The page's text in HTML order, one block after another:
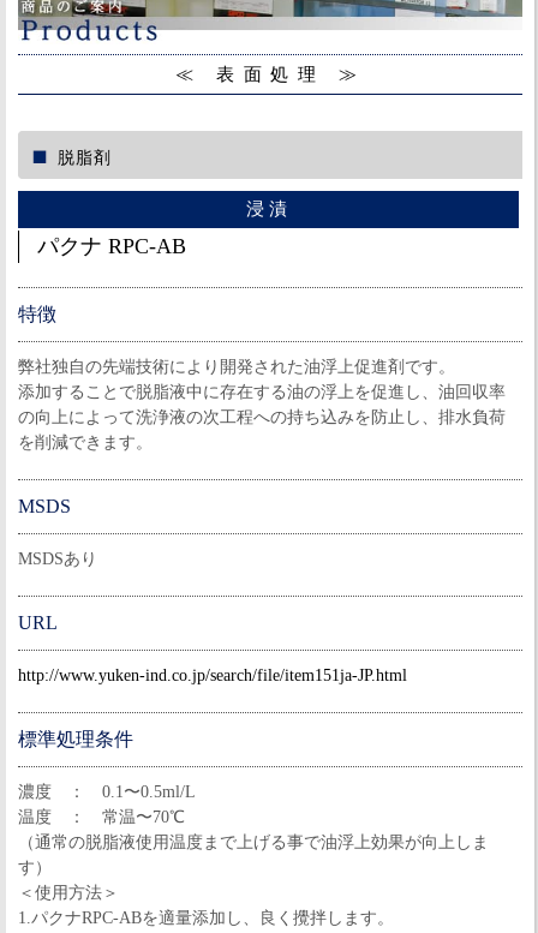
≪ 表面処理 ≫
脱脂剤
浸漬
パクナ RPC-AB
特徴
弊社独自の先端技術により開発された油浮上促進剤です。
添加することで脱脂液中に存在する油の浮上を促進し、油回収率
の向上によって洗浄液の次工程への持ち込みを防止し、排水負荷
を削減できます。
MSDS
MSDSあり
URL
http://www.yuken-ind.co.jp/search/file/item151ja-JP.html
標準処理条件
濃度 ： 0.1〜0.5ml/L
温度 ： 常温〜70℃
（通常の脱脂液使用温度まで上げる事で油浮上効果が向上しま
す）
＜使用方法＞
1.パクナRPC-ABを適量添加し、良く攪拌します。